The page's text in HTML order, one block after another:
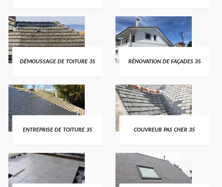
DÉMOUSSAGE DE TOITURE 35 RÉNOVATION DE FAÇADES 35
ENTREPRISE DE TOITURE 35 COUVREUR PAS CHER 35